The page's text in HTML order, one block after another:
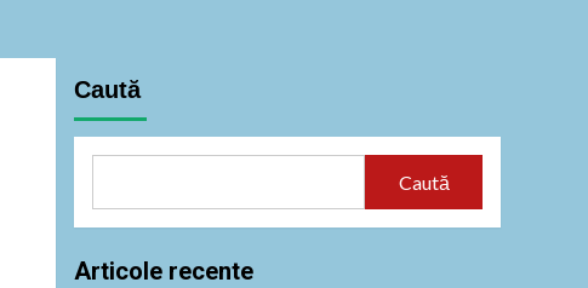
Caută
Caută
Articole recente